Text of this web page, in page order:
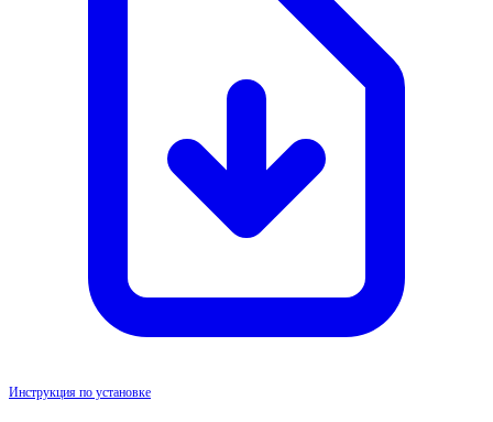
Инструкция по установке